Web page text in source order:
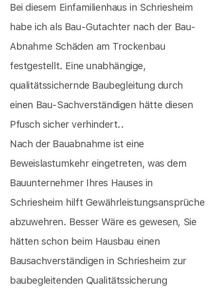
Bei diesem Einfamilienhaus in Schriesheim
habe ich als Bau-Gutachter nach der Bau-
Abnahme Schäden am Trockenbau
festgestellt. Eine unabhängige,
qualitätssichernde Baubegleitung durch
einen Bau-Sachverständigen hätte diesen
Pfusch sicher verhindert..
Nach der Bauabnahme ist eine
Beweislastumkehr eingetreten, was dem
Bauunternehmer Ihres Hauses in
Schriesheim hilft Gewährleistungsansprüche
abzuwehren. Besser Wäre es gewesen, Sie
hätten schon beim Hausbau einen
Bausachverständigen in Schriesheim zur
baubegleitenden Qualitätssicherung